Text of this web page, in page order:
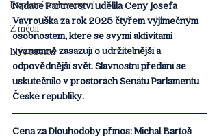
Expertní rozhovory
Z médií
Live stream
Nadace Partnerství udělila Ceny Josefa
Vavrouška za rok 2025 čtyřem výjimečným
osobnostem, které se svými aktivitami
významně zasazují o udržitelnější a
odpovědnější svět. Slavnostní předání se
uskutečnilo v prostorách Senátu Parlamentu
České republiky.
Cena za Dlouhodobý přínos: Michal Bartoš